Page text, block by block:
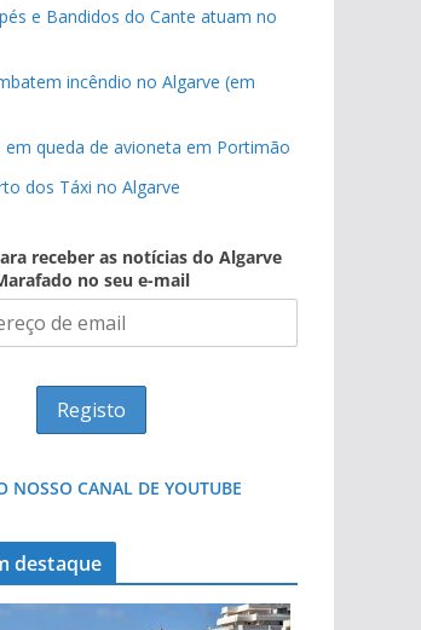
e Bandidos do Cante atuam no
incêndio no Algarve (em
queda de avioneta em Portimão
dos Táxi no Algarve
receber as notícias do Algarve
no seu e-mail
NOSSO CANAL DE YOUTUBE
destaque